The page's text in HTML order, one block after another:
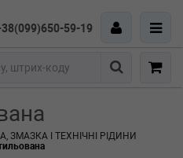
59-19
Пошук
ЗМАЗКА І ТЕХНІЧНІ РІДИНИ